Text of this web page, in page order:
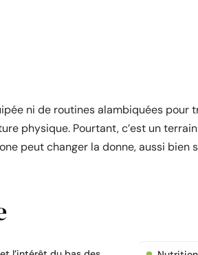
ni de routines alambiquées
physique. Pourtant, c’est un
peut changer la donne, aussi bien